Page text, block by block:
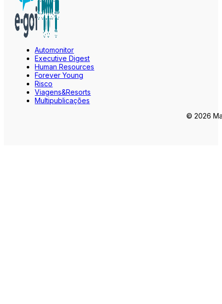
Automonitor
Executive Digest
Human Resources
Forever Young
Risco
Viagens&Resorts
Multipublicações
© 2026